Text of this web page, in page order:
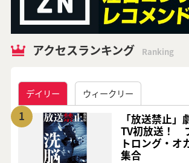
アクセスランキング Ranking
デイリー ウィークリー
1
「放送禁止
TV初放送！
トロング・オ
集合